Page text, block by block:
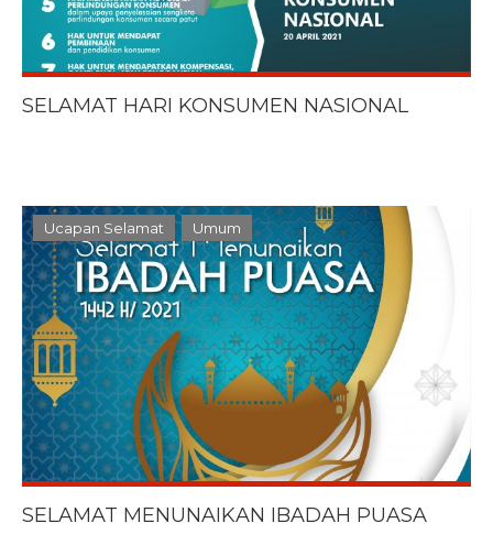
SELAMAT HARI KONSUMEN NASIONAL
Ucapan Selamat Umum
SELAMAT MENUNAIKAN IBADAH PUASA